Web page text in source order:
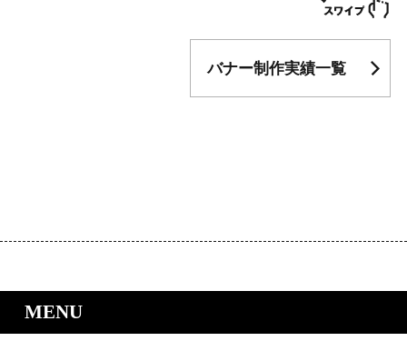
バナー制作実績一覧
MENU｜LP制作.jpのサービスメニュー